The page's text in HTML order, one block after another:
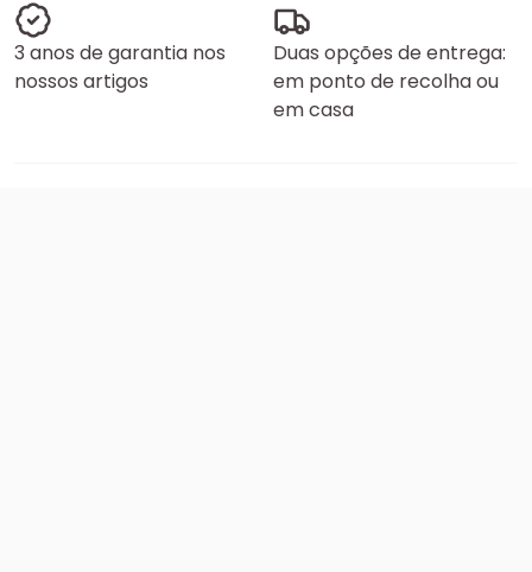
3 anos de garantia nos
nossos artigos
Duas opções de entrega:
em ponto de recolha ou
em casa